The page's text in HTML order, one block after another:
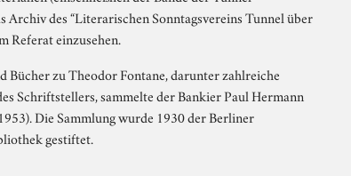
Archiv des “Literarischen Sonntagsvereins Tunnel über
Referat einzusehen.
Bücher zu Theodor Fontane, darunter zahlreiche
Schriftstellers, sammelte der Bankier Paul Hermann
Die Sammlung wurde 1930 der Berliner
gestiftet.